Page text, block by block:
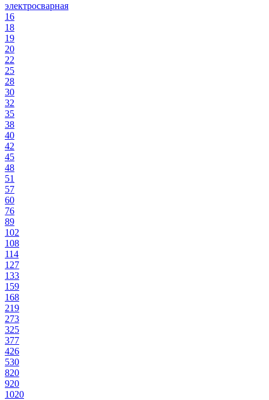
электросварная
16
18
19
20
22
25
28
30
32
35
38
40
42
45
48
51
57
60
76
89
102
108
114
127
133
159
168
219
273
325
377
426
530
820
920
1020